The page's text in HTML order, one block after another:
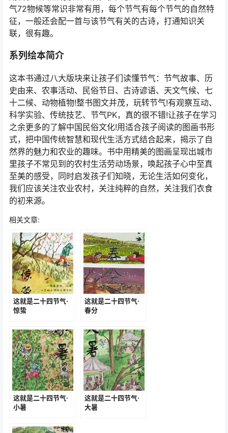
气72物候等常识非常有用，每个节气有每个节气的自然特
征，一般还会配一首与该节气有关的古诗，打通知识关
联，很有趣。
系列绘本简介
这本书通过八大版块来让孩子们读懂节气：节气故事、历
史由来、农事活动、民俗节日、古诗谚语、天文气候、七
十二候、动物植物!整书图文并茂，玩转节气!有观察互动、
科学实验、传统技艺、节气PK，真的很不错!让孩子在学习
之余更多的了解中国民俗文化!用适合孩子阅读的图画书形
式，把中国传统智慧和现代生活方式结合起来，揭示了自
然界的魅力和农业的趣味。书中用精美的图画呈现出城市
里孩子不常见到的农村生活劳动场景，唤起孩子心中至真
至美的感受，同时启发孩子们知晓，无论生活如何变化，
我们应该关注农业农村，关注纯粹的自然，关注我们衣食
的初来源。
相关文章:
这就是二十四节气·
惊蛰
这就是二十四节气·
春分
这就是二十四节气·
小暑
这就是二十四节气·
大暑